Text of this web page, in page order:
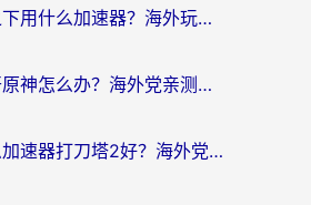
境外玩鸿图之下用什么加速器？海外玩家必看的国服游戏加速全攻略
在日本打不开原神怎么办？海外党亲测有效的国服游戏加速指南
在国外用什么加速器打刀塔2好？海外党国服游戏加速避坑指南